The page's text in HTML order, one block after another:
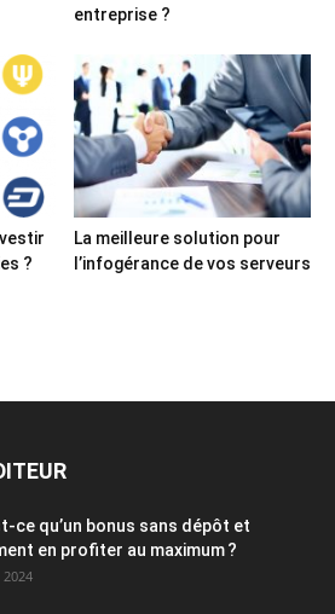
entreprise ?
?
La meilleure solution pour
l’infogérance de vos serveurs
ce qu’un bonus sans dépôt et
en profiter au maximum ?